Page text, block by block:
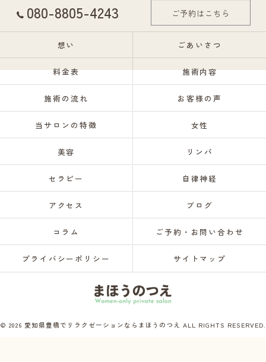
080-8805-4243 ご予約はこちら
想い ごあいさつ
料金表 施術内容
施術の流れ お客様の声
当サロンの特徴 女性
美容 リンパ
セラピー 自律神経
アクセス ブログ
コラム ご予約・お問い合わせ
プライバシーポリシー サイトマップ
© 2026 愛知県豊橋でリラクゼーションならまほうのつえ ALL RIGHTS RESERVED.